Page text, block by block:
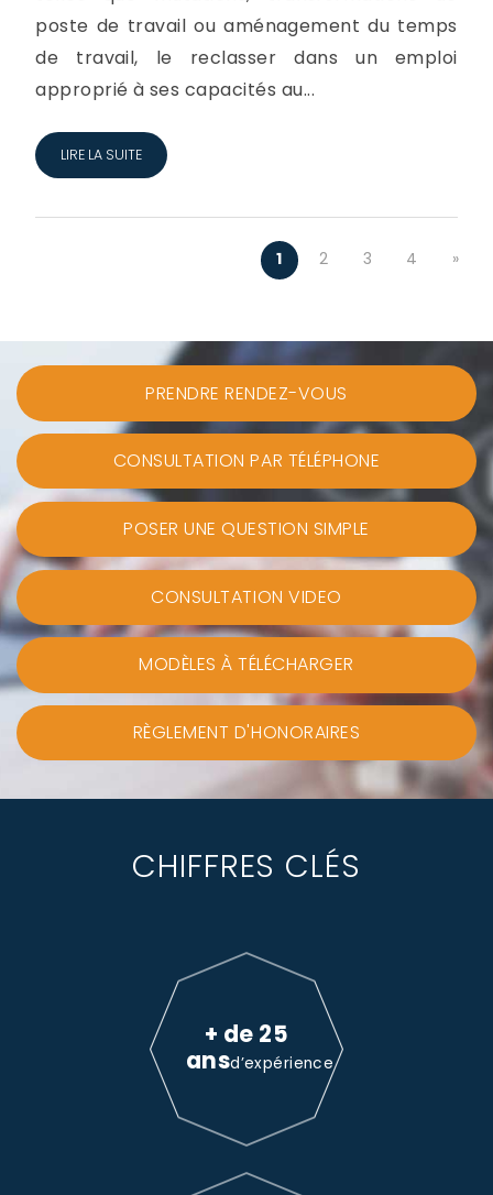
poste de travail ou aménagement du temps
de travail, le reclasser dans un emploi
approprié à ses capacités au...
LIRE LA SUITE
1 2 3 4 »
PRENDRE RENDEZ-VOUS
CONSULTATION PAR TÉLÉPHONE
POSER UNE QUESTION SIMPLE
CONSULTATION VIDEO
MODÈLES À TÉLÉCHARGER
RÈGLEMENT D'HONORAIRES
CHIFFRES CLÉS
+ de 25
ansd’expérience